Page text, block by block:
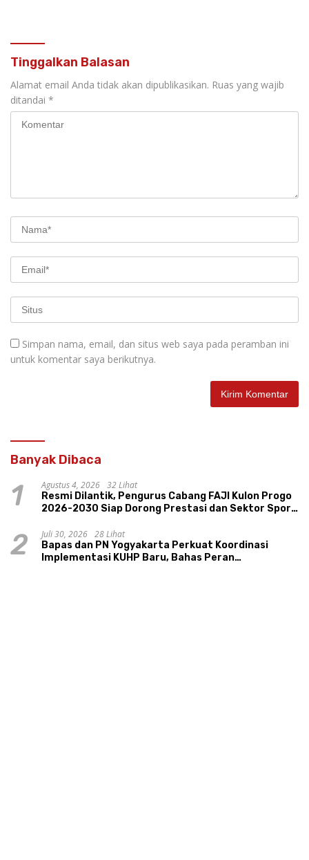
Tinggalkan Balasan
Alamat email Anda tidak akan dipublikasikan. Ruas yang wajib
ditandai *
Simpan nama, email, dan situs web saya pada peramban ini
untuk komentar saya berikutnya.
Banyak Dibaca
1 Agustus 4, 2026 32 Lihat
Resmi Dilantik, Pengurus Cabang FAJI Kulon Progo
2026-2030 Siap Dorong Prestasi dan Sektor Sport
2 Juli 30, 2026 28 Lihat
Bapas dan PN Yogyakarta Perkuat Koordinasi
Implementasi KUHP Baru, Bahas Peran